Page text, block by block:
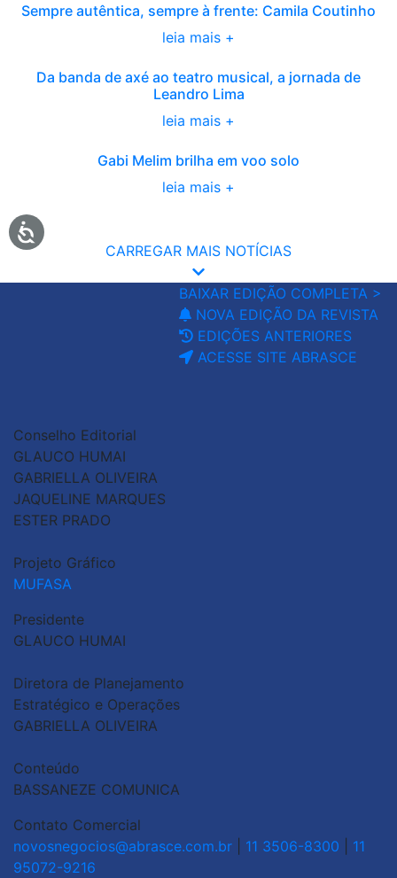
Sempre autêntica, sempre à frente: Camila Coutinho
leia mais +
Da banda de axé ao teatro musical, a jornada de
Leandro Lima
leia mais +
Gabi Melim brilha em voo solo
leia mais +
CARREGAR MAIS NOTÍCIAS
BAIXAR EDIÇÃO COMPLETA >
NOVA EDIÇÃO DA REVISTA
EDIÇÕES ANTERIORES
ACESSE SITE ABRASCE
Conselho Editorial
GLAUCO HUMAI
GABRIELLA OLIVEIRA
JAQUELINE MARQUES
ESTER PRADO
Projeto Gráfico
MUFASA
Presidente
GLAUCO HUMAI
Diretora de Planejamento
Estratégico e Operações
GABRIELLA OLIVEIRA
Conteúdo
BASSANEZE COMUNICA
Contato Comercial
novosnegocios@abrasce.com.br
11 3506-8300
11
95072-9216